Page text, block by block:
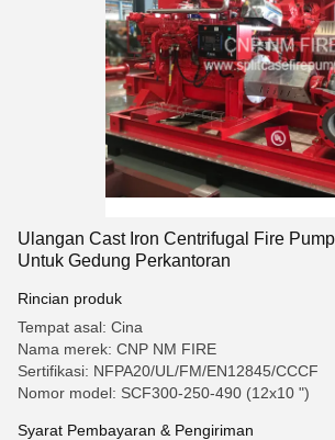
Ulangan Cast Iron Centrifugal Fire
Untuk Gedung Perkantoran
Rincian produk
Tempat asal: Cina
Nama merek: CNP NM FIRE
Sertifikasi: NFPA20/UL/FM/EN12845/CCCF
Nomor model: SCF300-250-490 (12x10 ")
Syarat Pembayaran & Pengiriman